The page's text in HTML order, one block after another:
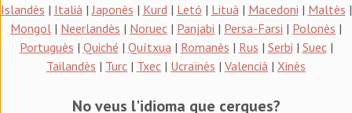
Islandès | Italià|Japonès | Kurd | Letó | Lituà| Macedoni | Maltès |
Mongol | Neerlandès | Noruec | Panjabi | Persa-Farsi | Polonès |
Portuguès | Quiché | Quítxua| Romanès | Rus | Serbi | Suec|
Tailandès | Turc | Txec | Ucraïnès | Valencià | Xinès
No veus l'idioma que cerques?